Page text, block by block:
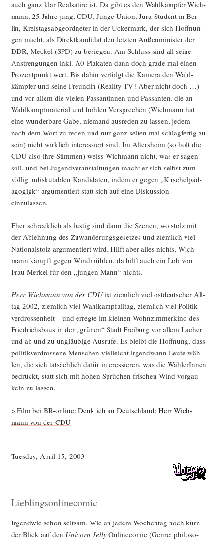
auch ganz klar Real­sa­ti­re ist. Da gibt es den Wahl­kämp­fer Wich­
mann, 25 Jah­re jung, CDU, Jun­ge Uni­on, Jura-Stu­dent in Ber­
lin, Kreis­tags­ab­ge­ord­ne­ter in der Ucker­mark, der sich Hoff­nun­
gen macht, als Direkt­kan­di­dat den letz­ten Außen­mi­nis­ter der
DDR, Meckel (SPD) zu besie­gen. Am Schluss sind all sei­ne
Anstren­gun­gen inkl. A0-Pla­ka­ten dann doch gra­de mal einen
Pro­zent­punkt wert. Bis dahin ver­folgt die Kame­ra den Wahl­
kämp­fer und sei­ne Freun­din (Rea­li­ty-TV? Aber nicht doch …)
und vor allem die vie­len Pas­san­tin­nen und Pas­san­ten, die an
Wahl­kampf­ma­te­ri­al und hoh­len Ver­spre­chen (Wich­mann hat
eine wun­der­ba­re Gabe, nie­mand aus­re­den zu las­sen, jedem
nach dem Wort zu reden und nur ganz sel­ten mal schlag­fer­tig zu
sein) nicht wirk­lich inter­es­siert sind. Im Alters­heim (so holt die
CDU also ihre Stim­men) weiss Wich­mann nicht, was er sagen
soll, und bei Jugend­ver­an­stal­tun­gen macht er sich selbst zum
völ­lig indis­ku­ta­blen Kan­di­da­ten, indem er gegen „Kuschel­päd­
ago­gigk“ argu­men­tiert statt sich auf eine Dis­kus­si­on
einzulassen.
Eher schreck­lich als lus­tig sind dann die Sze­nen, wo stolz mit
der Ableh­nung des Zuwan­de­rungs­ge­set­zes und ziem­lich viel
Natio­nal­stolz argu­men­tiert wird. Hilft aber alles nichts, Wich­
mann kämpft gegen Wind­müh­len, da hilft auch ein Lob von
Frau Mer­kel für den „jun­gen Mann“ nichts.
Herr Wich­mann von der CDUist ziem­lich viel ost­deut­scher All­
tag 2002, ziem­lich viel Wahl­kampf­all­tag, ziem­lich viel Poli­tik­
ver­dros­sen­heit – und erreg­te im klei­nen Wohn­zim­mer­ki­no des
Fried­richs­baus in der „grü­nen“ Stadt Frei­burg vor allem Lacher
und ab und zu ungläu­bi­ge Aus­ru­fe. Es bleibt die Hoff­nung, dass
poli­tik­ver­dros­se­ne Men­schen viel­leicht irgend­wann Leu­te wäh­
len, die sich tat­säch­lich dafür inter­es­sie­ren, was die Wäh­le­rIn­nen
bedrückt, statt sich mit hohen Sprü­chen fri­schen Wind vor­gau­
keln zu lassen.
> Film bei BR-online: Denk ich an Deutsch­land: Herr Wich­
mann von der CDU
Tues­day, April 15, 2003
Lieblingsonlinecomic
Irgend­wie schon selt­sam. Wie an jedem Wochen­tag noch kurz
der Blick auf den Uni­corn Jel­lyOnline­co­mic (Gen­re: phi­lo­so­